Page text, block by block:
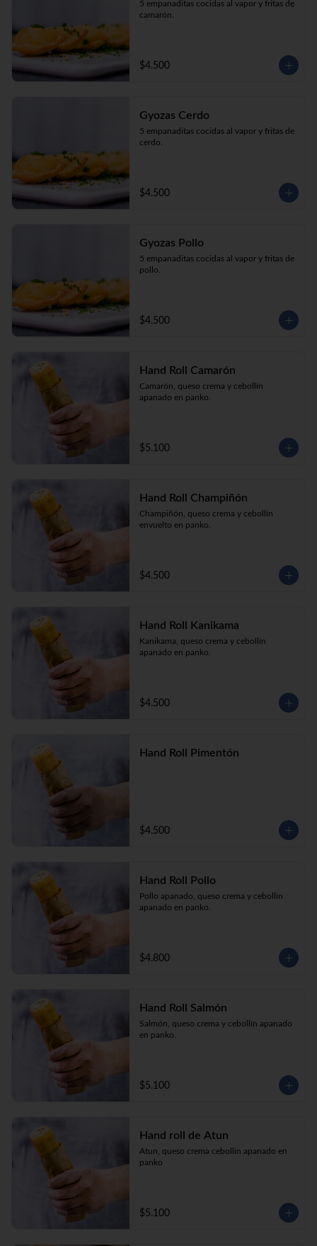
5 empanaditas cocidas al vapor y fritas de
camarón.
$4.500
Gyozas Cerdo
5 empanaditas cocidas al vapor y fritas de
cerdo.
$4.500
Gyozas Pollo
5 empanaditas cocidas al vapor y fritas de
pollo.
$4.500
Hand Roll Camarón
Camarón, queso crema y cebollín
apanado en panko.
$5.100
Hand Roll Champiñón
Champiñón, queso crema y cebollín
envuelto en panko.
$4.500
Hand Roll Kanikama
Kanikama, queso crema y cebollín
apanado en panko.
$4.500
Hand Roll Pimentón
$4.500
Hand Roll Pollo
Pollo apanado, queso crema y cebollín
apanado en panko.
$4.800
Hand Roll Salmón
Salmón, queso crema y cebollín apanado
en panko.
$5.100
Hand roll de Atun
Atun, queso crema cebollin apanado en
panko
$5.100